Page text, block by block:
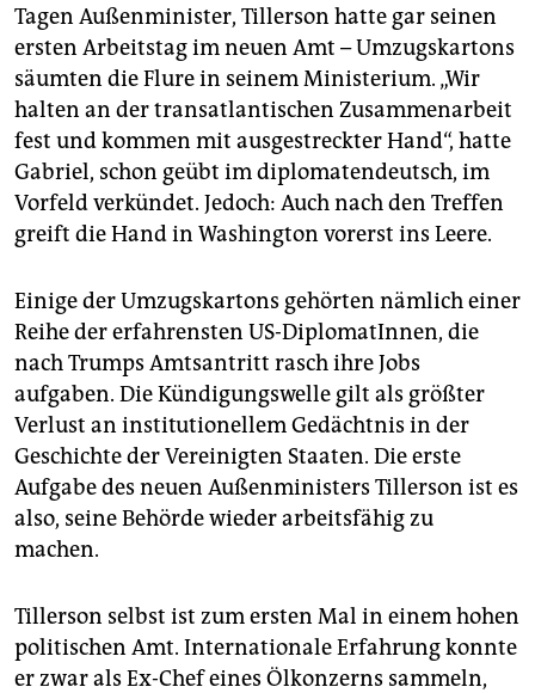
Tagen Außenminister, Tillerson hatte gar seinen
ersten Arbeitstag im neuen Amt – Umzugskartons
säumten die Flure in seinem Ministerium. „Wir
halten an der transatlantischen Zusammenarbeit
fest und kommen mit ausgestreckter Hand“, hatte
Gabriel, schon geübt im diplomatendeutsch, im
Vorfeld verkündet. Jedoch: Auch nach den Treffen
greift die Hand in Washington vorerst ins Leere.
Einige der Umzugskartons gehörten nämlich einer
Reihe der erfahrensten US-DiplomatInnen, die
nach Trumps Amtsantritt rasch ihre Jobs
aufgaben. Die Kündigungswelle gilt als größter
Verlust an institutionellem Gedächtnis in der
Geschichte der Vereinigten Staaten. Die erste
Aufgabe des neuen Außenministers Tillerson ist es
also, seine Behörde wieder arbeitsfähig zu
machen.
Tillerson selbst ist zum ersten Mal in einem hohen
politischen Amt. Internationale Erfahrung konnte
er zwar als Ex-Chef eines Ölkonzerns sammeln,